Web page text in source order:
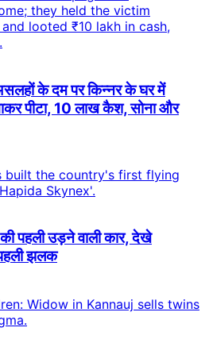
के दम पर किन्नर के घर में
पीटा, 10 लाख कैश, सोना और
पहली उड़ने वाली कार, देखे
झलक